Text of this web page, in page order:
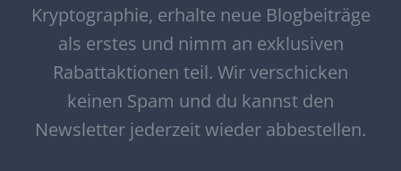
Kryptographie, erhalte neue Blogbeiträge
als erstes und nimm an exklusiven
Rabattaktionen teil. Wir verschicken
keinen Spam und du kannst den
Newsletter jederzeit wieder abbestellen.